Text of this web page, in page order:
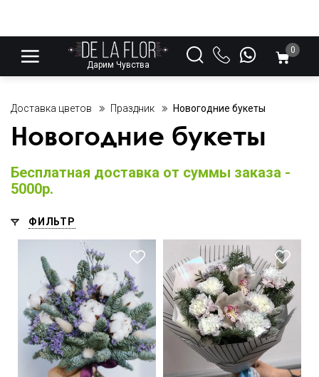
Дарим Чувства
0
Доставка цветов Праздник Новогодние букеты
Новогодние букеты
Бесплатная доставка от суммы заказа -
5000р.
ФИЛЬТР
30 см 25 см 40 см 35 см